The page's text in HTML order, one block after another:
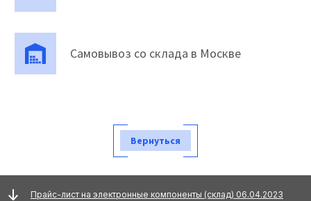
Самовывоз со склада в Москве
Вернуться
Прайс-лист на электронные компоненты (склад) 06.04.2023